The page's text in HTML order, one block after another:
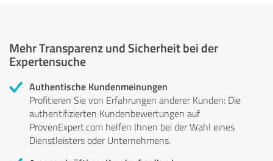
Mehr Transparenz und Sicherheit bei der
Expertensuche
Authentische Kundenmeinungen
Profitieren Sie von Erfahrungen anderer Kunden: Die
authentifizierten Kundenbewertungen auf
ProvenExpert.com helfen Ihnen bei der Wahl eines
Dienstleisters oder Unternehmens.